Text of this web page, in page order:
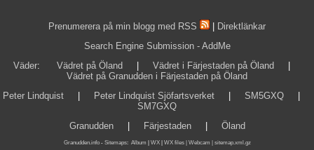
Prenumerera på min blogg med RSS
Direktlänkar
Search Engine Submission - AddMe
Väder: Vädret på Öland Vädret i Färjestaden på Öland
Vädret på Granudden i Färjestaden på Öland
Peter Lindquist
Peter Lindquist Sjöfartsverket SM5GXQ
SM7GXQ
Granudden| Färjestaden| Öland
Granudden.info- Sitemaps: Album WX WX files | Webcam |
sitemap.xml.gz